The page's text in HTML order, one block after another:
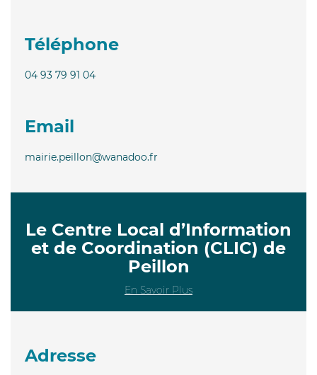
Téléphone
04 93 79 91 04
Email
mairie.peillon@wanadoo.fr
Le Centre Local d’Information
et de Coordination (CLIC) de
Peillon
En Savoir Plus
Adresse